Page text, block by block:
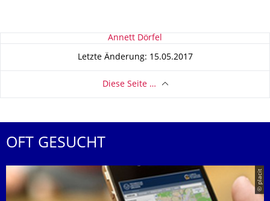
Zu dieser Seite Annett Dörfel
Letzte Änderung: 15.05.2017
Diese Seite …
OFT GESUCHT
© placit